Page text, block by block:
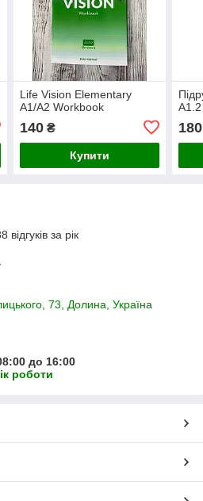
Life Vision Elementary
A1/A2 Workbook
140₴
Купити
180
за рік
73, Долина, Україна
до 16:00
роботи